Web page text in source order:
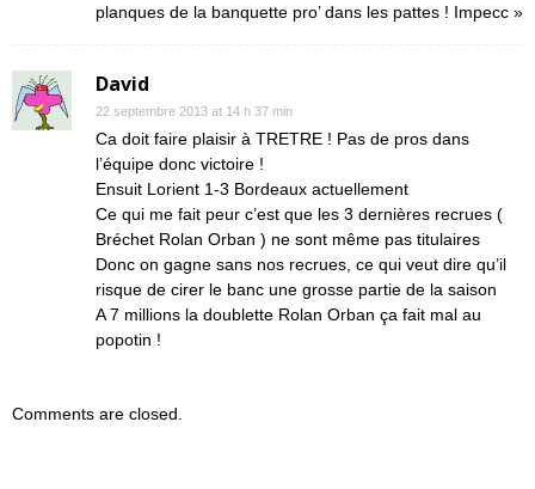
planques de la banquette pro’ dans les pattes ! Impecc »
David
22 septembre 2013 at 14 h 37 min
Ca doit faire plaisir à TRETRE ! Pas de pros dans
l’équipe donc victoire !
Ensuit Lorient 1-3 Bordeaux actuellement
Ce qui me fait peur c’est que les 3 dernières recrues (
Bréchet Rolan Orban ) ne sont même pas titulaires
Donc on gagne sans nos recrues, ce qui veut dire qu’il
risque de cirer le banc une grosse partie de la saison
A 7 millions la doublette Rolan Orban ça fait mal au
popotin !
Comments are closed.